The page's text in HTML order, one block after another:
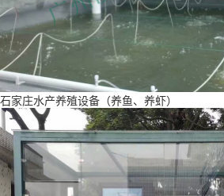
石家庄水产养殖设备（养鱼、养虾）